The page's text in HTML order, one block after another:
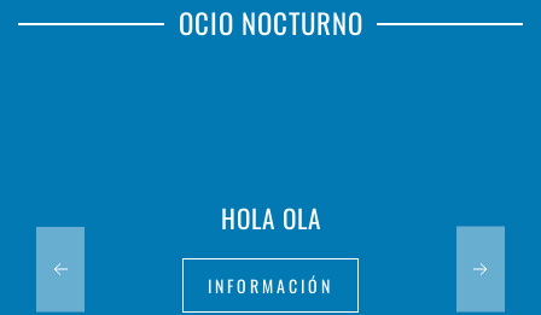
OCIO NOCTURNO
HOLA OLA
INFORMACIÓN